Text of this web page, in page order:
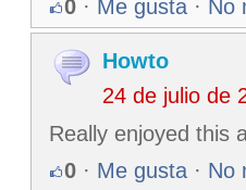
0 · Me gusta · No
Howto
24 de julio de
Really enjoyed this
0 · Me gusta · No